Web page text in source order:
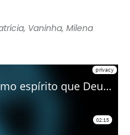
Vaninha, Milena